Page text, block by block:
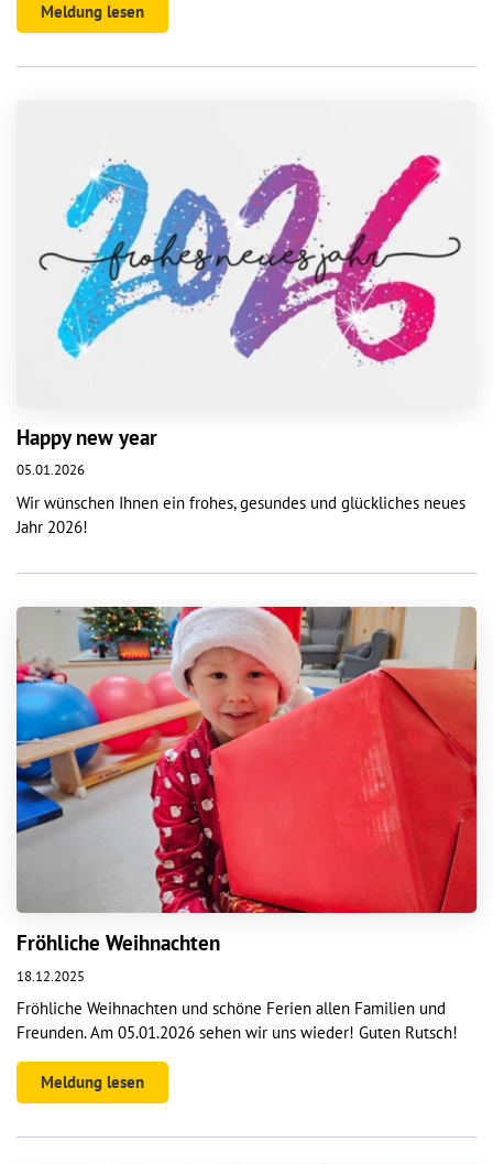
Meldung lesen
Happy new year
05.01.2026
Wir wünschen Ihnen ein frohes, gesundes und glückliches neues
Jahr 2026!
Fröhliche Weihnachten
18.12.2025
Fröhliche Weihnachten und schöne Ferien allen Familien und
Freunden. Am 05.01.2026 sehen wir uns wieder! Guten Rutsch!
Meldung lesen